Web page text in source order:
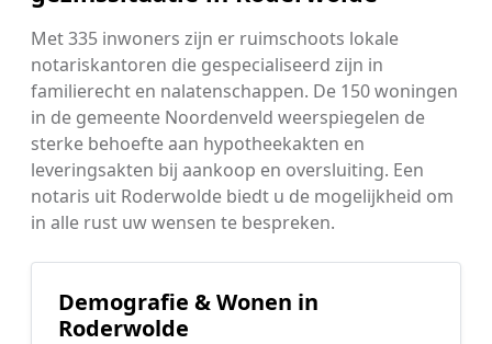
Met 335 inwoners zijn er ruimschoots lokale
notariskantoren die gespecialiseerd zijn in
familierecht en nalatenschappen. De 150 woningen
in de gemeente Noordenveld weerspiegelen de
sterke behoefte aan hypotheekakten en
leveringsakten bij aankoop en oversluiting. Een
notaris uit Roderwolde biedt u de mogelijkheid om
in alle rust uw wensen te bespreken.
Demografie & Wonen in
Roderwolde